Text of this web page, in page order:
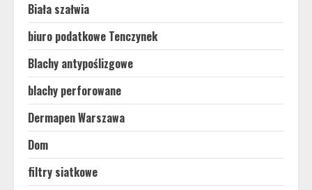
Biała szałwia
biuro podatkowe Tenczynek
Blachy antypoślizgowe
blachy perforowane
Dermapen Warszawa
Dom
filtry siatkowe